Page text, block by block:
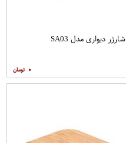
شارژر دیواری مدل SA03
۰